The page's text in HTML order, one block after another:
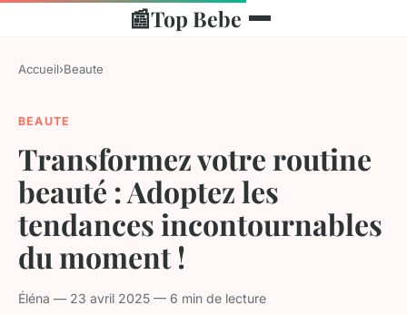
📰Top Bebe
Accueil›Beaute
BEAUTE
Transformez votre routine
beauté : Adoptez les
tendances incontournables
du moment !
Éléna — 23 avril 2025 — 6 min de lecture